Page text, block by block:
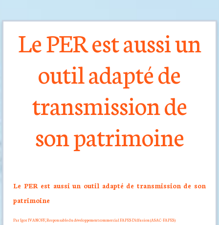
Le PER est aussi un
outil adapté de
transmission de
son patrimoine
Le PER est aussi un outil adapté de transmission de son
patrimoine
Par Igor IVANOFF, Responsable du développement commercial FAPES Diffusion (ASAC-FAPES)